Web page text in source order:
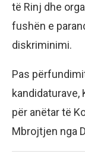
të Rinj dhe
fushën e
diskriminimi.
Pas
për anëtar të
Mbrojtjen nga